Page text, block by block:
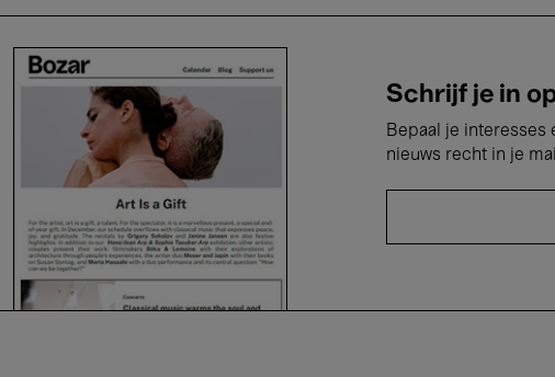
Schrijf je in
Bepaal je interesses
nieuws recht in je